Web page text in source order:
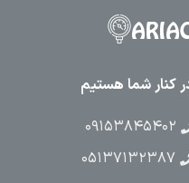
۰۹۱۵۳۸۴۵۴۰۲
۰۵۱۳۷۱۳۲۳۸۷